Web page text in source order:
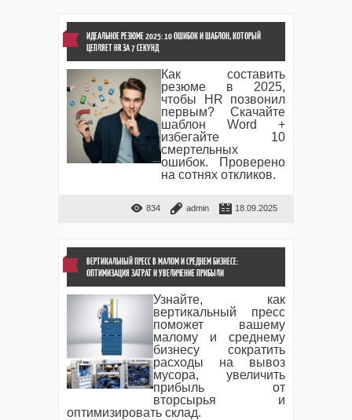
ИДЕАЛЬНОЕ РЕЗЮМЕ 2025: 10 ОШИБОК И ШАБЛОН, КОТОРЫЙ
ЦЕПЛЯЕТ HR ЗА 7 СЕКУНД
Как составить
резюме в 2025,
чтобы HR позвонил
первым? Скачайте
шаблон Word +
избегайте 10
смертельных
ошибок. Проверено
на сотнях откликов.
834 admin 18.09.2025
ВЕРТИКАЛЬНЫЙ ПРЕСС В МАЛОМ И СРЕДНЕМ БИЗНЕСЕ:
ОПТИМИЗАЦИЯ ЗАТРАТ И УВЕЛИЧЕНИЕ ПРИБЫЛИ
Узнайте, как
вертикальный пресс
поможет вашему
малому и среднему
бизнесу сократить
расходы на вывоз
мусора, увеличить
прибыль от
вторсырья и
оптимизировать склад.